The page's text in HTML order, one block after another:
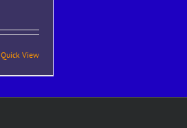
Quick View